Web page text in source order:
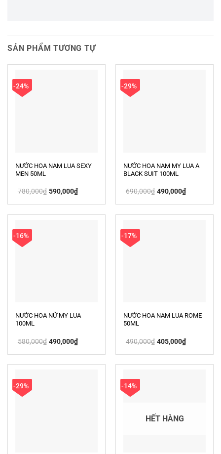
SẢN PHẨM TƯƠNG TỰ
-24%
NƯỚC HOA NAM LUA SEXY
MEN 50ML
780,000₫ Giá
gốc
590,000₫Giá
hiện
590,000₫.
-29%
NƯỚC HOA NAM MY LUA A
BLACK SUIT 100ML
690,000₫ Giá
gốc
490,000₫Giá
hiện
490,000₫.
-16%
NƯỚC HOA NỮ MY LUA
100ML
580,000₫ Giá
gốc
490,000₫Giá
hiện
490,000₫.
-17%
NƯỚC HOA NAM LUA ROME
50ML
490,000₫ Giá
gốc
405,000₫Giá
hiện
405,000₫.
-29% -14%
HẾT HÀNG